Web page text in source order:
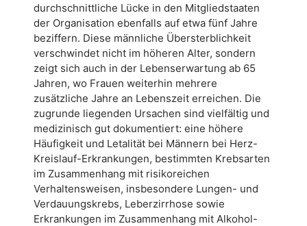
durchschnittliche Lücke in den Mitgliedstaaten
der Organisation ebenfalls auf etwa fünf Jahre
beziffern. Diese männliche Übersterblichkeit
verschwindet nicht im höheren Alter, sondern
zeigt sich auch in der Lebenserwartung ab 65
Jahren, wo Frauen weiterhin mehrere
zusätzliche Jahre an Lebenszeit erreichen. Die
zugrunde liegenden Ursachen sind vielfältig und
medizinisch gut dokumentiert: eine höhere
Häufigkeit und Letalität bei Männern bei Herz-
Kreislauf-Erkrankungen, bestimmten Krebsarten
im Zusammenhang mit risikoreichen
Verhaltensweisen, insbesondere Lungen- und
Verdauungskrebs, Leberzirrhose sowie
Erkrankungen im Zusammenhang mit Alkohol-